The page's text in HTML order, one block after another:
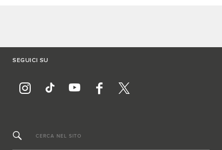
SEGUICI SU
CERCA NEL SITO